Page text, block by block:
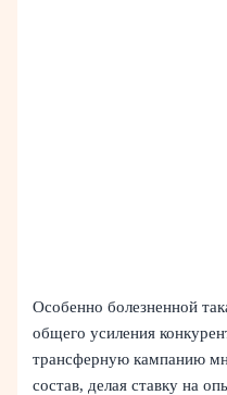
Особенно болезненной
общего усиления
трансферную кампанию
состав, делая ставку на